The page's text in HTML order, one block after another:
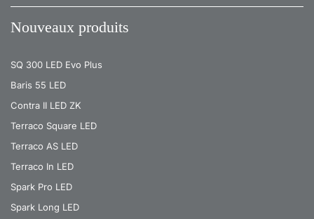
Nouveaux produits
SQ 300 LED Evo Plus
Baris 55 LED
Contra II LED ZK
Terraco Square LED
Terraco AS LED
Terraco In LED
Spark Pro LED
Spark Long LED